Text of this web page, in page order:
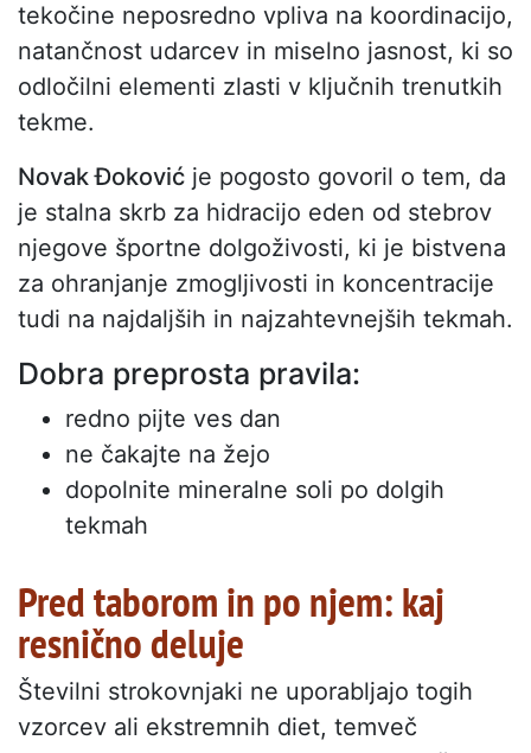
tekočine neposredno vpliva na koordinacijo,
natančnost udarcev in miselno jasnost, ki so
odločilni elementi zlasti v ključnih trenutkih
tekme.
Novak Đoković je pogosto govoril o tem, da
je stalna skrb za hidracijo eden od stebrov
njegove športne dolgoživosti, ki je bistvena
za ohranjanje zmogljivosti in koncentracije
tudi na najdaljših in najzahtevnejših tekmah.
Dobra preprosta pravila:
redno pijte ves dan
ne čakajte na žejo
dopolnite mineralne soli po dolgih
tekmah
Pred taborom in po njem: kaj
resnično deluje
Številni strokovnjaki ne uporabljajo togih
vzorcev ali ekstremnih diet, temveč